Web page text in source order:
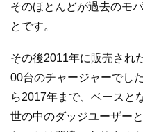
そのほとんどが過去のモ
とです。
その後2011年に販売され
00台のチャージャーでし
ら2017年まで、ベースと
世の中のダッジユーザー